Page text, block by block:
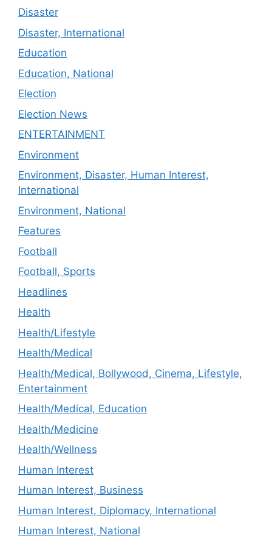
Disaster
Disaster, International
Education
Education, National
Election
Election News
ENTERTAINMENT
Environment
Environment, Disaster, Human Interest,
International
Environment, National
Features
Football
Football, Sports
Headlines
Health
Health/Lifestyle
Health/Medical
Health/Medical, Bollywood, Cinema, Lifestyle,
Entertainment
Health/Medical, Education
Health/Medicine
Health/Wellness
Human Interest
Human Interest, Business
Human Interest, Diplomacy, International
Human Interest, National